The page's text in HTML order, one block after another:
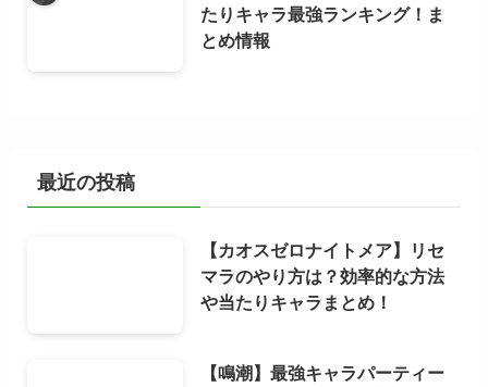
たりキャラ最強ランキング！ま
とめ情報
最近の投稿
【カオスゼロナイトメア】リセ
マラのやり方は？効率的な方法
や当たりキャラまとめ！
【鳴潮】最強キャラパーティー